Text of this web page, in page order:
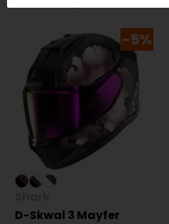
-5%
D-Skwal 3 Mayfer